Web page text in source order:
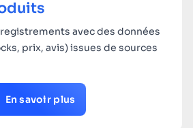
avec des données
prix, avis) issues de sources
En savoir plus